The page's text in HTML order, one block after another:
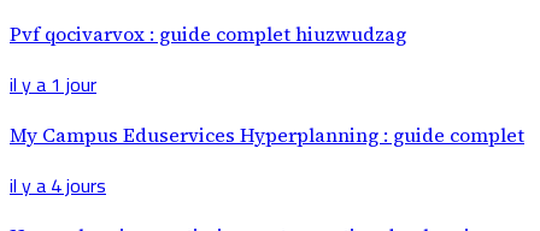
Pvf qocivarvox : guide complet hiuzwudzag
il y a 1 jour
My Campus Eduservices Hyperplanning : guide complet
il y a 4 jours